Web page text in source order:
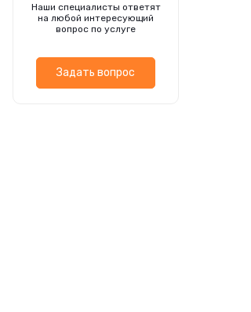
Наши специалисты ответят
на любой интересующий
вопрос по услуге
Задать вопрос